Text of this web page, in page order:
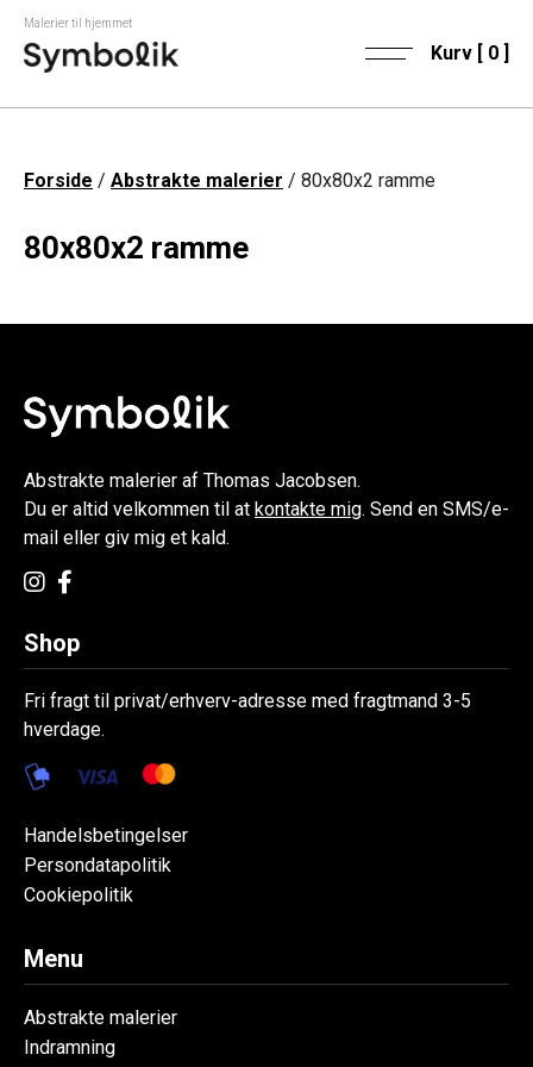
Malerier til hjemmet
Kurv [ 0]
Forside / Abstrakte malerier / 80x80x2 ramme
80x80x2 ramme
Abstrakte malerier af Thomas Jacobsen.
Du er altid velkommen til at kontakte mig. Send en SMS/e-
mail eller giv mig et kald.
Shop
Fri fragt til privat/erhverv-adresse med fragtmand 3-5
hverdage.
Handelsbetingelser
Persondatapolitik
Cookiepolitik
Menu
Abstrakte malerier
Indramning